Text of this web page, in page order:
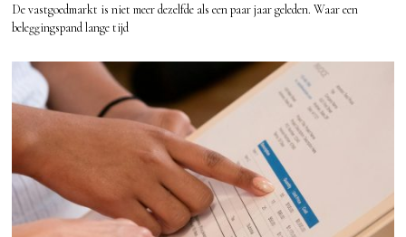
De vastgoedmarkt is niet meer dezelfde als een paar jaar geleden. Waar een
beleggingspand lange tijd